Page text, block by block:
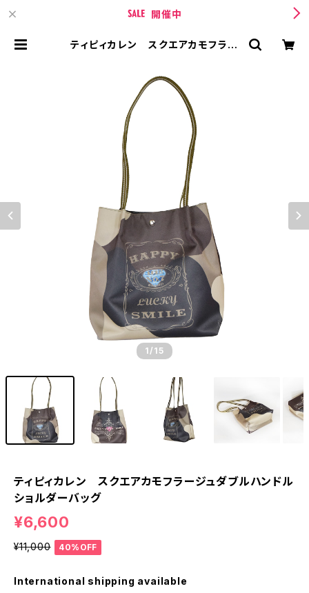
開催中
ティピィカレン スクエアカモフラー
BASE店
1 /15
ティピィカレン スクエアカモフラージュダブルハンドル
ショルダーバッグ
¥6,600
¥11,000 40%OFF
International shipping available